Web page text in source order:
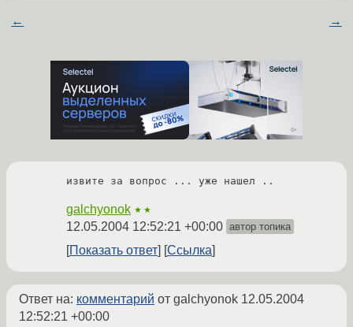
← →
извите за вопрос ... уже нашел ..
galchyonok ★★
12.05.2004 12:52:21 +00:00 автор топика
Показать ответ Ссылка
Ответ на: комментарий от galchyonok 12.05.2004
12:52:21 +00:00